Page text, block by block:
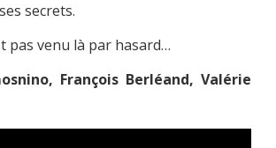
secrets.
pas venu là par hasard…
François Berléand, Valérie